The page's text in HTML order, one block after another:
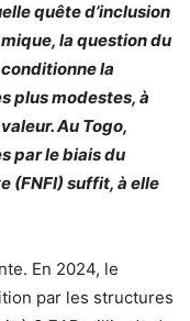
quête d’inclusion
la question du
la
plus modestes, à
Au Togo,
par le biais du
(FNFI) suffit, à elle
En 2024, le
par les structures